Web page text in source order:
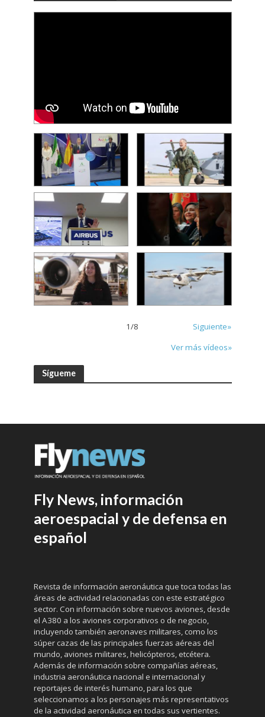
1/8
Siguiente»
Ver más vídeos»
Sígueme
Fly News, información
aeroespacial y de defensa en
español
Revista de información aeronáutica que toca todas las
áreas de actividad relacionadas con este estratégico
sector. Con información sobre nuevos aviones, desde
el A380 a los aviones corporativos o de negocio,
incluyendo también aeronaves militares, como los
súper cazas de las principales fuerzas aéreas del
mundo, aviones militares, helicópteros, etcétera.
Además de información sobre compañías aéreas,
industria aeronáutica nacional e internacional y
reportajes de interés humano, para los que
seleccionamos a los personajes más representativos
de la actividad aeronáutica en todas sus vertientes.